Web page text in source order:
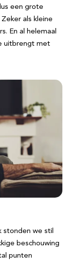
een grote
als kleine
En al helemaal
uitbrengt met
stonden we stil
beschouwing
punten